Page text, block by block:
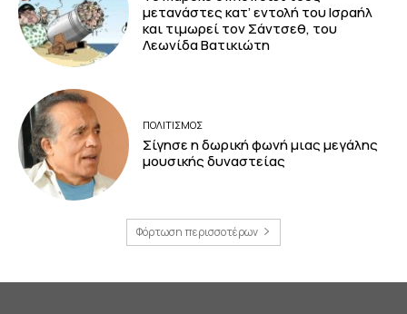
μετανάστες κατ’ εντολή του Ισραήλ
και τιμωρεί τον Σάντσεθ, του
Λεωνίδα Βατικιώτη
ΠΟΛΙΤΙΣΜΟΣ
Σίγησε η δωρική φωνή μιας μεγάλης
μουσικής δυναστείας
Φόρτωση περισσοτέρων